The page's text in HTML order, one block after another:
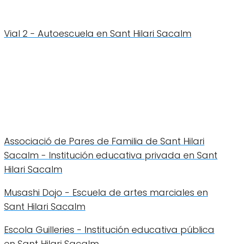
Vial 2 - Autoescuela en Sant Hilari Sacalm
Associació de Pares de Familia de Sant Hilari
Sacalm - Institución educativa privada en Sant
Hilari Sacalm
Musashi Dojo - Escuela de artes marciales en
Sant Hilari Sacalm
Escola Guilleries - Institución educativa pública